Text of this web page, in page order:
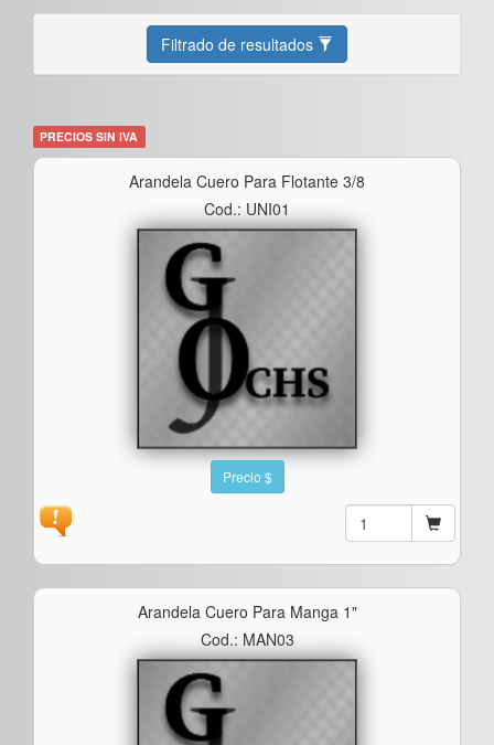
Filtrado de resultados
PRECIOS SIN IVA
Arandela Cuero Para Flotante 3/8
Cod.: UNI01
Precio $
Arandela Cuero Para Manga 1"
Cod.: MAN03